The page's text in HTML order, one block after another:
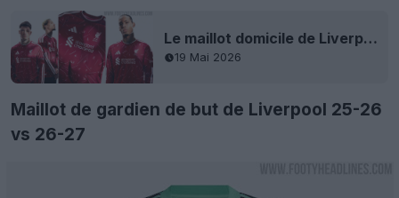
Le maillot domicile de Liverpool 2026-2027 est dévoilé
19 Mai 2026
Maillot de gardien de but de Liverpool 25-26
vs 26-27